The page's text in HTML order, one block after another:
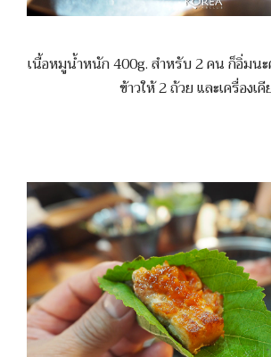
เนื้อหมูน้ำหนัก 400g. สำหรับ 2 คน ก็อิ่มน
ข้าวให้ 2 ถ้วย และเครื่องเคี